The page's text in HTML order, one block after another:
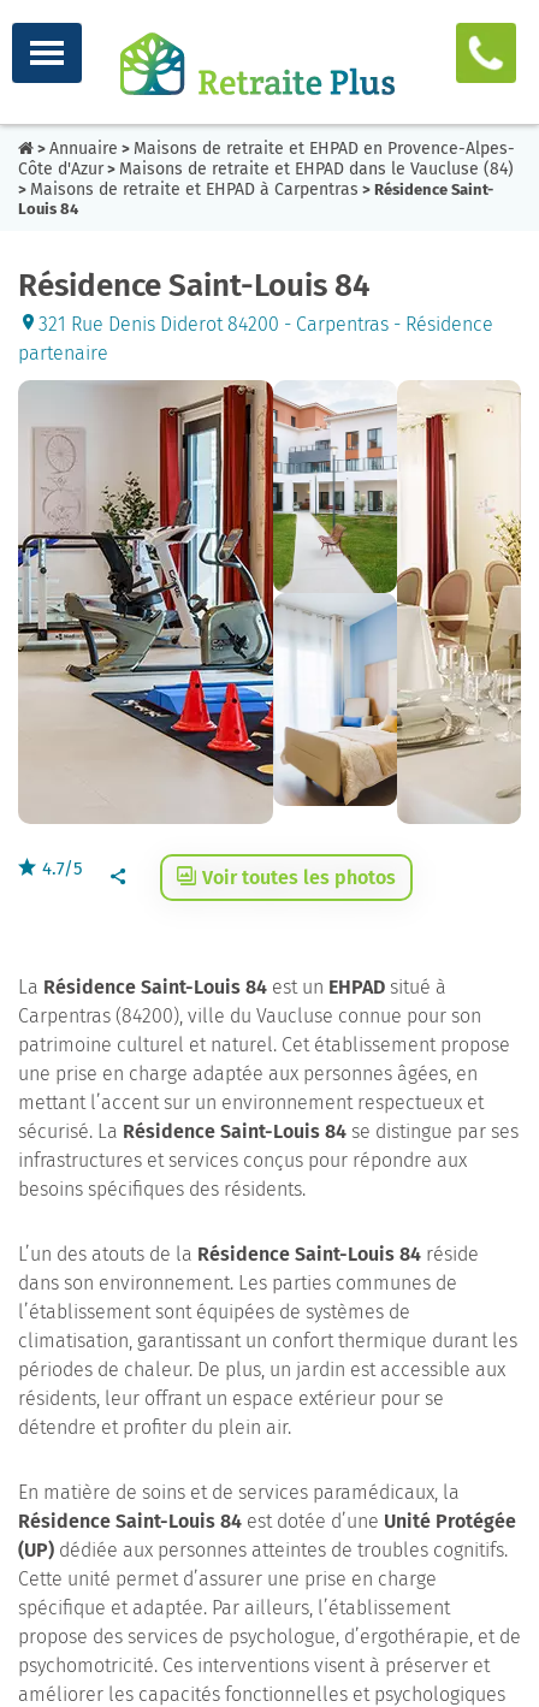
> Annuaire > Maisons de retraite et EHPAD en Provence-Alpes-
Côte d'Azur> Maisons de retraite et EHPAD dans le Vaucluse (84)
> Maisons de retraite et EHPAD à Carpentras > Résidence Saint-
Louis 84
Résidence Saint-Louis 84
321 Rue Denis Diderot 84200 - Carpentras - Résidence
partenaire
4.7/5 Voir toutes les photos
La Résidence Saint-Louis 84 est un EHPAD situé à
Carpentras (84200), ville du Vaucluse connue pour son
patrimoine culturel et naturel. Cet établissement propose
une prise en charge adaptée aux personnes âgées, en
mettant l’accent sur un environnement respectueux et
sécurisé. La Résidence Saint-Louis 84 se distingue par ses
infrastructures et services conçus pour répondre aux
besoins spécifiques des résidents.
L’un des atouts de la Résidence Saint-Louis 84 réside
dans son environnement. Les parties communes de
l’établissement sont équipées de systèmes de
climatisation, garantissant un confort thermique durant les
périodes de chaleur. De plus, un jardin est accessible aux
résidents, leur offrant un espace extérieur pour se
détendre et profiter du plein air.
En matière de soins et de services paramédicaux, la
Résidence Saint-Louis 84 est dotée d’une Unité Protégée
(UP) dédiée aux personnes atteintes de troubles cognitifs.
Cette unité permet d’assurer une prise en charge
spécifique et adaptée. Par ailleurs, l’établissement
propose des services de psychologue, d’ergothérapie, et de
psychomotricité. Ces interventions visent à préserver et
améliorer les capacités fonctionnelles et psychologiques